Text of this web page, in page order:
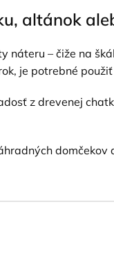
altánok
náteru – čiže na
je potrebné
z drevenej